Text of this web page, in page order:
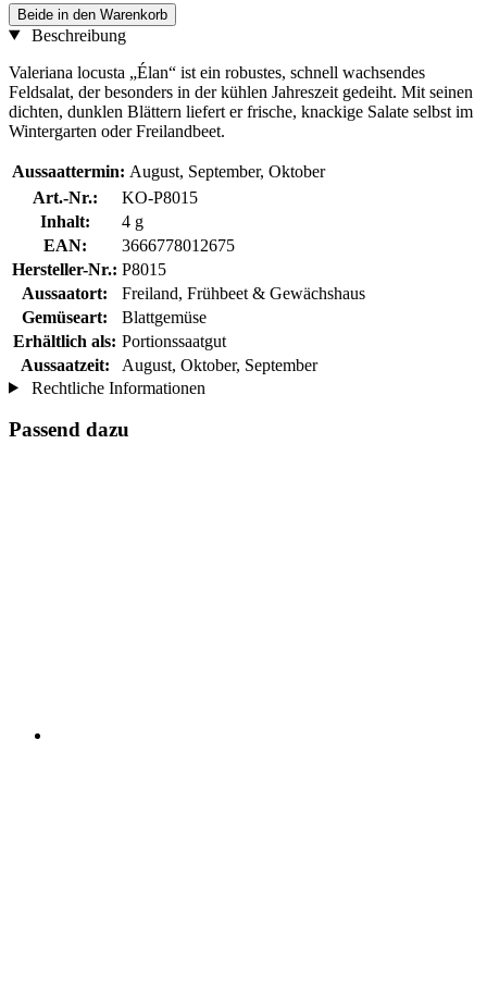
Beide in den Warenkorb
Beschreibung
Valeriana locusta „Élan“ ist ein robustes, schnell wachsendes
Feldsalat, der besonders in der kühlen Jahreszeit gedeiht. Mit seinen
dichten, dunklen Blättern liefert er frische, knackige Salate selbst im
Wintergarten oder Freilandbeet.
Aussaattermin: August, September, Oktober
Art.-Nr.:
KO-P8015
Inhalt:
4 g
EAN:
3666778012675
Hersteller-Nr.: P8015
Aussaatort:
Freiland, Frühbeet & Gewächshaus
Gemüseart:
Blattgemüse
Erhältlich als: Portionssaatgut
Aussaatzeit:
August, Oktober, September
Rechtliche Informationen
Passend dazu